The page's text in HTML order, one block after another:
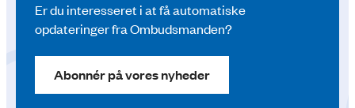
Er du interesseret i at få automatiske
opdateringer fra Ombudsmanden?
Abonnér på vores nyheder